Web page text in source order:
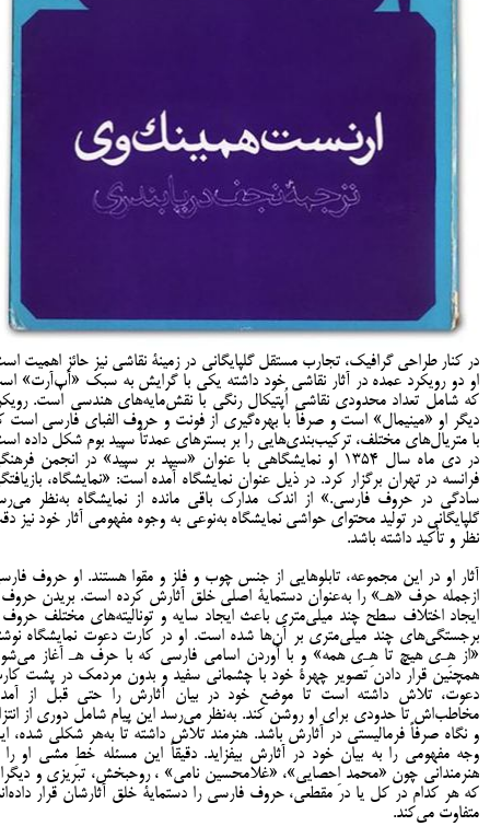
در کنار طراحی گرافیک، تجارب مستقل گلپایگانی در زمینۀ نقاشی نیز حائز اهمیت
او دو رویکرد عمده در آثار نقاشی خود داشته یکی با گرایش به سبک «آپ‌آرت»
که شامل تعداد محدودی نقاشی اُپتیکال رنگی با نقش‌مایه‌های هندسی است.
دیگر او «مینیمال» است و صرفاً با بهره‌گیری از فونت و حروف الفبای فارسی است
با متریال‌های مختلف، ترکیب‌بندی‌هایی را بر بسترهای عمدتاً سپید بوم شکل داده
در دی ماه سال 1354 او نمایشگاهی با عنوان «سیپد بر سپید» در انجمن
فرانسه در تهران برگزار کرد. در ذیل عنوان نمایشگاه آمده است: «نمایشگاه،
سادگی در حروف فارسی.» از اندک مدارک باقی مانده از نمایشگاه به‌نظر
گلپایگانی در تولید محتوای حواشی نمایشگاه به‌نوعی به وجوه مفهومی آثار خود نیز
نظر و تأکید داشته باشد.
آثار او در این مجموعه، تابلوهایی از جنس چوب و فلز و مقوا هستند. او حروف
ازجمله حرف «هـ» را به‌عنوان دستمایۀ اصلی خلق آثارش کرده است. بریدن
ایجاد اختلاف سطح چند میلی‌متری باعث ایجاد سایه و تونالیته‌های مختلف حروف
برجستگی‌های چند میلی‌متری بر آن‌ها شده است. او در کارت دعوت نمایشگاه
«از هِـ‌ی هیچ تا هِـ‌ی همه» و با آوردن اسامی فارسی که با حرف هـ آغاز
همچنین قرار دادن تصویر چهرۀ خود با چشمانی سفید و بدون مردمک در پشت
دعوت، تلاش داشته است تا موضع خود در بیان آثارش را حتی قبل از
مخاطب‌اش تا حدودی برای او روشن کند. به‌نظر می‌رسد این پیام شامل دوری از
و نگاه صرفاً فرمالیستی در آثارش باشد. هنرمند تلاش داشته تا به‌هر شکلی شده،
وجه مفهومی را به بیان خود در آثارش بیفزاید. دقیقاً این مسئله خطِ مشی او را
هنرمندانی چون «محمد اِحصایی»، «غلامحسین نامی» ، روحبخش، تبریزی و
که هر کدام در کل یا در مقطعی، حروف فارسی را دستمایۀ خلق آثارشان قرار
متفاوت می‌کند.